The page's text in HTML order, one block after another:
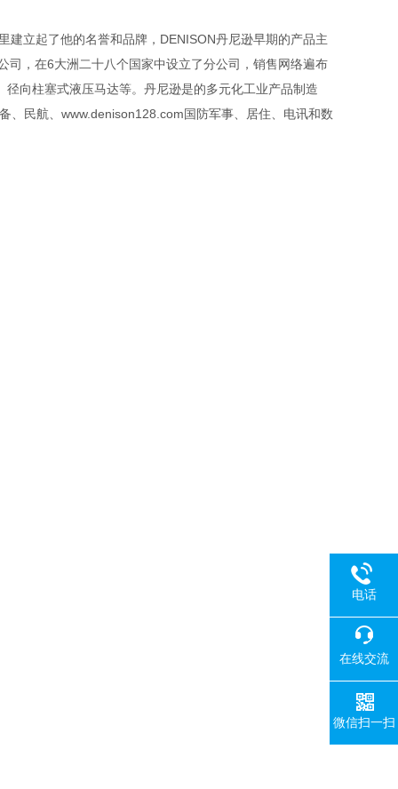
立起了他的名誉和品牌，DENISON丹尼逊早期的产品主
司，在6大洲二十八个国家中设立了分公司，销售网络遍布
向柱塞式液压马达等。丹尼逊是的多元化工业产品制造
、民航、www.denison128.com国防军事、居住、电讯和数
电话
在线交流
微信扫一扫